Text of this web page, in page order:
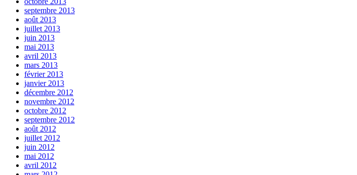
septembre 2013
août 2013
juillet 2013
juin 2013
mai 2013
avril 2013
mars 2013
février 2013
janvier 2013
décembre 2012
novembre 2012
octobre 2012
septembre 2012
août 2012
juillet 2012
juin 2012
mai 2012
avril 2012